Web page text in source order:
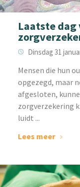
Laatste dag
Dinsdag 31
‌Mensen die hun
opgezegd, maar
afgesloten,
zorgverzekering
luidt ...
Lees meer